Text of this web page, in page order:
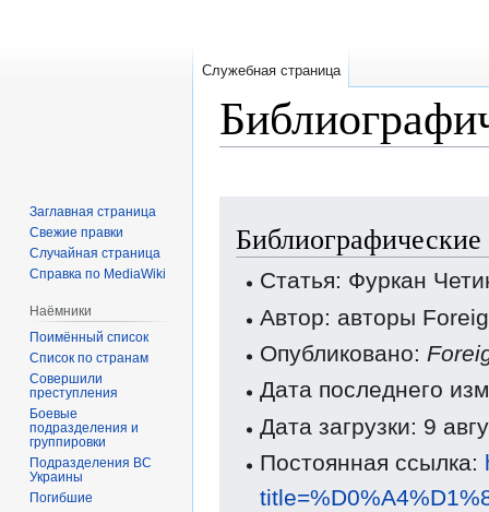
навигации
поиску
Статья: Фуркан
Автор: авторы
Опубликовано:
Дата последнего
Дата загрузки: 9
Постоянная ссылка:
Служебная страница
Заглавная страница
Свежие правки
Случайная страница
Справка по MediaWiki
Наёмники
Поимённый список
Список по странам
Совершили
преступления
Боевые
подразделения и
группировки
Подразделения ВС
Украины
Погибшие